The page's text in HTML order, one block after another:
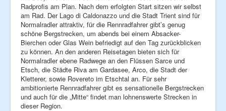
Radprofis am Plan. Nach dem erfolgten Start sitzen wir selbst
am Rad. Der Lago di Caldonazzo und die Stadt Trient sind für
Normalradler attraktiv, für die Rennradfahrer gibt’s genug
schöne Bergstrecken, um abends bei einem Absacker-
Bierchen oder Glas Wein befriedigt auf den Tag zurückblicken
zu können. An den anderen Reisetagen bieten sich für
Normalradler ebene Radwege an den Flüssen Sarce und
Etsch, die Städte Riva am Gardasee, Arco, die Stadt der
Kletterer, sowie Rovereto im Etschtal an. Für sehr
ambitionierte Rennradfahrer gibt es sensationelle Bergstrecken
und auch für die „Mitte“ findet man lohnenswerte Strecken in
dieser Region.